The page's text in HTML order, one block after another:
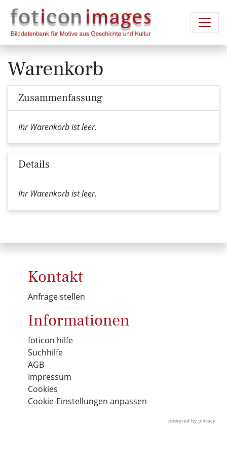
Warenkorb
Zusammenfassung
Ihr Warenkorb ist leer.
Details
Ihr Warenkorb ist leer.
Kontakt
Anfrage stellen
Informationen
foticon hilfe
Suchhilfe
AGB
Impressum
Cookies
Cookie-Einstellungen anpassen
powered by pixtacy